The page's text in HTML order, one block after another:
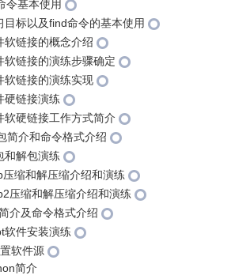
令基本使用
标以及find命令的基本使用
链接的概念介绍
链接的演练步骤确定
软链接的演练实现
硬链接演练
硬链接工作方式简介
简介和命令格式介绍
和解包演练
缩和解压缩介绍和演练
压缩和解压缩介绍和演练
介及命令格式介绍
软件安装演练
软件源
简介